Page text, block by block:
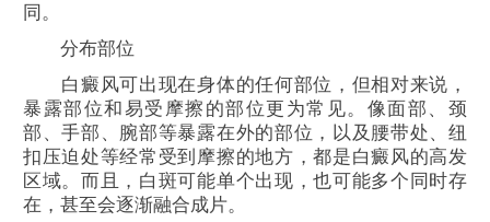
同。
分布部位
白癜风可出现在身体的任何部位，但相对来说，
暴露部位和易受摩擦的部位更为常见。像面部、颈
部、手部、腕部等暴露在外的部位，以及腰带处、纽
扣压迫处等经常受到摩擦的地方，都是白癜风的高发
区域。而且，白斑可能单个出现，也可能多个同时存
在，甚至会逐渐融合成片。